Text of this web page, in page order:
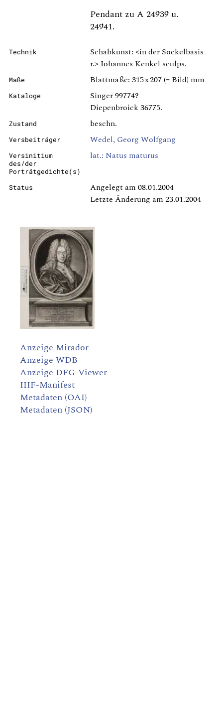
Pendant zu A 24939 u.
24941.
Technik
Schabkunst: <in der Sockelbasis
r.> Iohannes Kenkel sculps.
Maße Blattmaße: 315 x 207 (= Bild) mm
Kataloge
Singer 99774?
Diepenbroick 36775.
Zustand beschn.
Versbeiträger Wedel, Georg Wolfgang
Versinitium
des/der
Porträtgedichte(s)
lat.: Natus maturus
Status
Angelegt am 08.01.2004
Letzte Änderung am 23.01.2004
Anzeige Mirador
Anzeige WDB
Anzeige DFG-Viewer
IIIF-Manifest
Metadaten (OAI)
Metadaten (JSON)